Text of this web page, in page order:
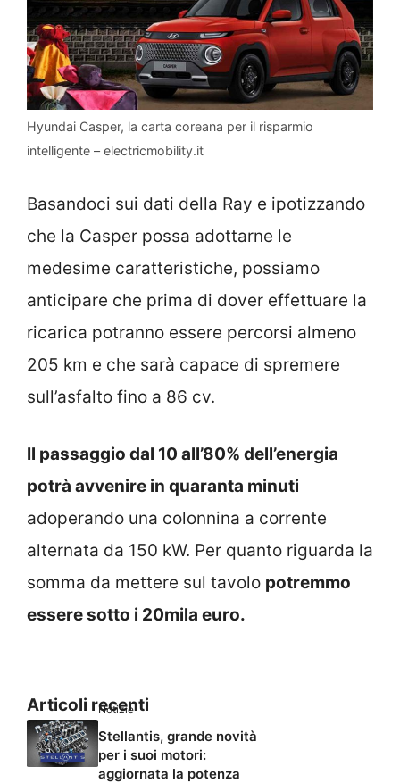
Hyundai Casper, la carta coreana per il risparmio
intelligente – electricmobility.it
Basandoci sui dati della Ray e ipotizzando
che la Casper possa adottarne le
medesime caratteristiche, possiamo
anticipare che prima di dover effettuare la
ricarica potranno essere percorsi almeno
205 km e che sarà capace di spremere
sull’asfalto fino a 86 cv.
Il passaggio dal 10 all’80% dell’energia
potrà avvenire in quaranta minuti
adoperando una colonnina a corrente
alternata da 150 kW. Per quanto riguarda la
somma da mettere sul tavolo potremmo
essere sotto i 20mila euro.
Articoli recenti
Notizie
Stellantis, grande novità
per i suoi motori:
aggiornata la potenza